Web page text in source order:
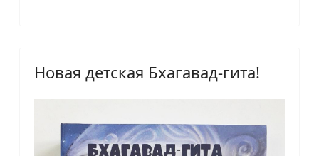
Новая детская Бхагавад-гита!